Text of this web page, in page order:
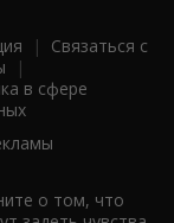
| Связаться с
|
в сфере
о том, что